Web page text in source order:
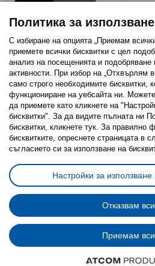
Последвайте ни:
FacebookTwitterYoutubePinterest
Политика за използване на
Избор на настройки за
Условия за ползване на ikea.bgОбща
Политика за защита на
Общи условия на
Политика за защита на лични
© Inter-IKEA Systems
Политика за
С избиране на опцията „Приемам
приемете всички бисквитки с цел
анализ на посещенията и подобряване
активности. При избор на „Отхвърлям
само строго необходимитe бисквитки,
функциониране на уебсайта ни.
да приемете като кликнете на
бисквитки". За да видите пълната ни
бисквитки, кликнете тук. За правилно
бисквитките, опреснете страницата в
съгласието си за използване на
Настройки за използване
Отказвам
Приемам